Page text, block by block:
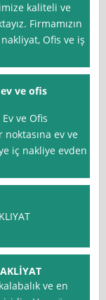
kaliteli ve
Firmamızın
Ofis ve iş
ve ofis
ve Ofis
noktasına ev ve
iç nakliye evden
ve en